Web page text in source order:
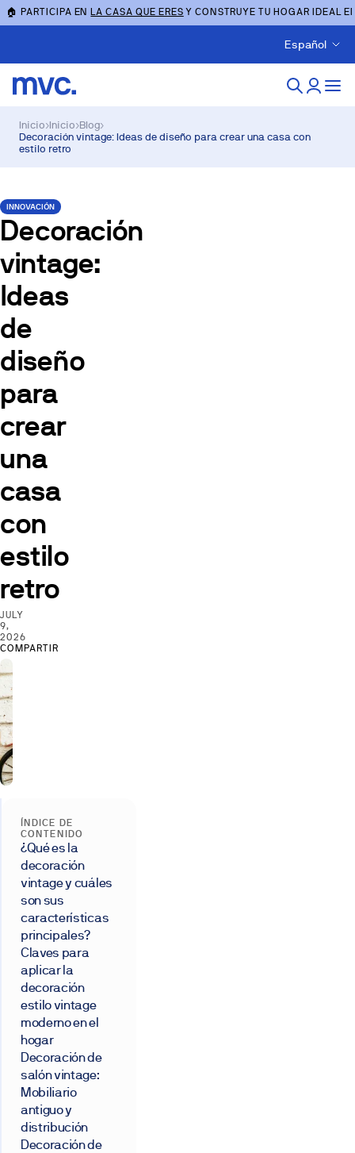
🏠 PARTICIPA ENLA CASA QUE ERES Y CONSTRUYE TU HOGAR IDEAL
Español
Inicio›Inicio›Blog›
Decoración vintage: Ideas de diseño para crear una casa con
estilo retro
INNOVACIÓN
Decoración
vintage:
Ideas
de
diseño
para
crear
una
casa
con
estilo
retro
JULY
9,
2026
COMPARTIR
ÍNDICE DE
CONTENIDO
¿Qué es la
decoración
vintage y cuáles
son sus
características
principales?
Claves para
aplicar la
decoración
estilo vintage
moderno en el
hogar
Decoración de
salón vintage:
Mobiliario
antiguo y
distribución
Decoración de